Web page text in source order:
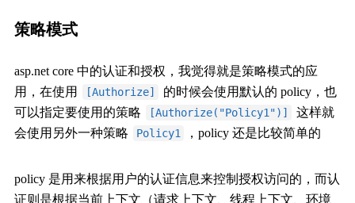
策略模式
asp.net core 中的认证和授权，我觉得就是策略模式的应
用，在使用
[Authorize]
的时候会使用默认的 policy，也
可以指定要使用的策略
[Authorize("Policy1")]
这样就
会使用另外一种策略
Policy1 ，policy 还是比较简单的
policy 是用来根据用户的认证信息来控制授权访问的，而认
证则是根据当前上下文（请求上下文、线程上下文、环境